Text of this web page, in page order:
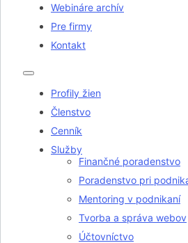
Webináre archív
Pre firmy
Kontakt
Profily žien
Členstvo
Cenník
Služby
Finančné poradenstvo
Poradenstvo pri
Mentoring v podnikaní
Tvorba a správa webov
Účtovníctvo